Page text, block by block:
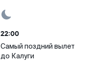
22:00
Самый поздний вылет
до Калуги